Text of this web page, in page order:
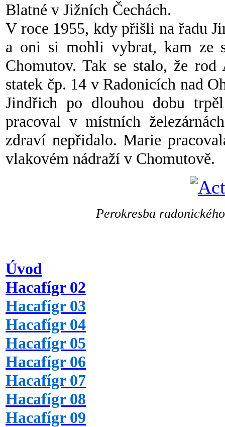
Blatné v Jižních Čechách.
V roce 1955, kdy přišli na řadu
a oni si mohli vybrat, kam ze
Chomutov. Tak se stalo, že
statek čp. 14 v Radonicích nad
Jindřich po dlouhou dobu
pracoval v místních
zdraví nepřidalo. Marie
vlakovém nádraží v Chomutově.
Perokresba
Úvod
Hacafígr 02
Hacafígr 03
Hacafígr 04
Hacafígr 05
Hacafígr 06
Hacafígr 07
Hacafígr 08
Hacafígr 09